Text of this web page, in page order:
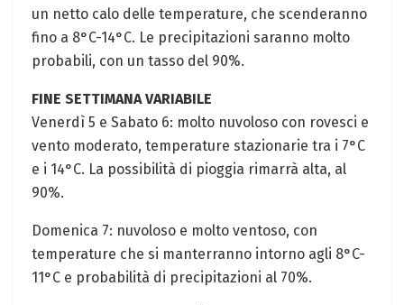
un netto calo delle temperature, che scenderanno
fino a 8°C-14°C.⁤ Le precipitazioni saranno molto
⁣probabili,‌ con un tasso del 90%.
FINE SETTIMANA VARIABILE
Venerdì 5 e Sabato 6: molto nuvoloso⁣ con rovesci e
vento moderato, temperature stazionarie tra i 7°C
e i ‍14°C. La possibilità di pioggia rimarrà alta, ⁢al
90%.
Domenica 7: nuvoloso e⁣ molto ventoso, con
temperature che⁣ si manterranno intorno agli 8°C-
11°C e⁣ probabilità di precipitazioni al 70%.